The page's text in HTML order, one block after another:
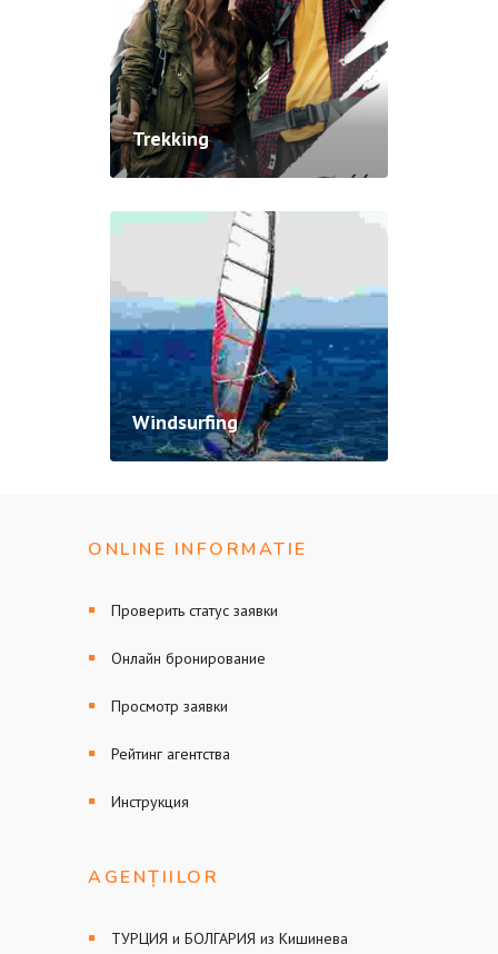
Trekking
Windsurfing
ONLINE INFORMATIE
Проверить статус заявки
Онлайн бронирование
Просмотр заявки
Рейтинг агентства
Инструкция
AGENȚIILOR
ТУРЦИЯ и БОЛГАРИЯ из Кишинева